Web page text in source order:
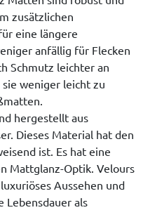
zusätzlichen
eine längere
anfällig für Flecken
Schmutz leichter an
weniger leicht zu
hergestellt aus
Dieses Material hat den
ist. Es hat eine
Mattglanz-Optik. Velours
Aussehen und
Lebensdauer als